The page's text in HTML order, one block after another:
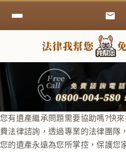
您有遺產繼承問題需要協助嗎?快
費法律諮詢，透過專業的法律團隊
您的遺產永遠為您所掌控，保護您